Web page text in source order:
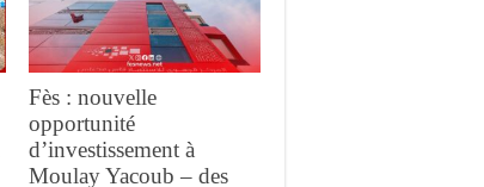
Fès : nouvelle
opportunité
d’investissement à
Moulay Yacoub – des